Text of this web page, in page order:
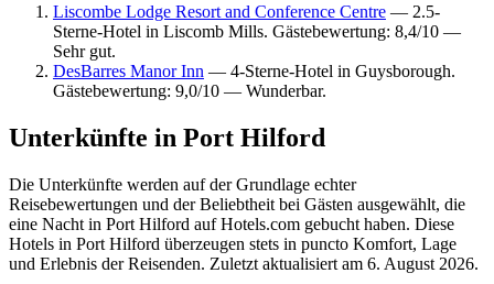
Liscombe Lodge Resort and Conference Centre — 2.5-
Sterne-Hotel in Liscomb Mills. Gästebewertung: 8,4/10 —
Sehr gut.
DesBarres Manor Inn — 4-Sterne-Hotel in Guysborough.
Gästebewertung: 9,0/10 — Wunderbar.
Unterkünfte in Port Hilford
Die Unterkünfte werden auf der Grundlage echter
Reisebewertungen und der Beliebtheit bei Gästen ausgewählt, die
eine Nacht in Port Hilford auf Hotels.com gebucht haben. Diese
Hotels in Port Hilford überzeugen stets in puncto Komfort, Lage
und Erlebnis der Reisenden. Zuletzt aktualisiert am 6. August 2026.